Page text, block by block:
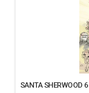
SANTA SHERWOOD 6